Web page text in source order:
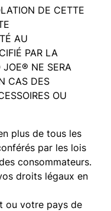
DE CETTE
AU
PAR LA
JOE® NE SERA
CAS DES
OU
plus de tous les
par les lois
consommateurs.
droits légaux en
ou votre pays de